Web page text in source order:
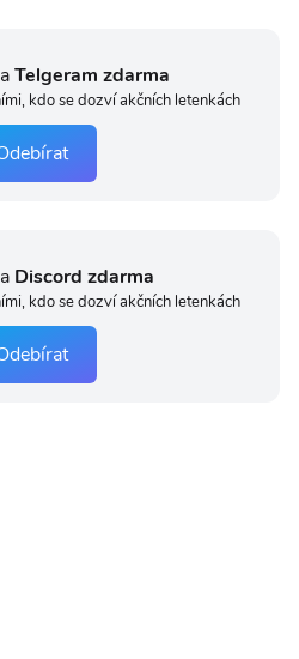
Telgeram zdarma
kdo se dozví akčních letenkách
Discord zdarma
kdo se dozví akčních letenkách